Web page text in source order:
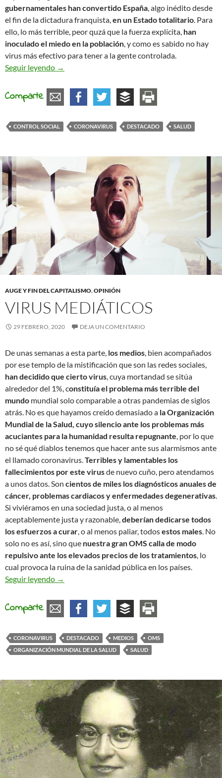
gubernamentales han convertido España, algo inédito desde
el fin de la dictadura franquista,en un Estado totalitario. Para
ello, lo más terrible, peor quzá que la fuerza explícita, han
inoculado el miedo en la población, y como es sabido no hay
virus más efectivo para tener a la gente controlada.
Seguir leyendo Confinados y controlados
→
Comparte
CONTROL SOCIAL CORONAVIRUS DESTACADO SALUD
AUGE Y FIN DEL CAPITALISMO,OPINIÓN
VIRUS MEDIÁTICOS
29 FEBRERO, 2020 DEJA UN COMENTARIO
De unas semanas a esta parte, los medios , bien acompañados
por ese templo de la mistificación que son las redes sociales,
han decidido que cierto virus , cuya mortandad se sitúa
alrededor del 1%, constituía el problema más terrible del
mundo mundial solo comparable a otras pandemias de siglos
atrás. No es que hayamos creído demasiado a la Organización
Mundial de la Salud, cuyo silencio ante los problemas más
acuciantes para la humanidad resulta repugnante , por lo que
no sé qué diablos tenemos que hacer ante sus alarmismos ante
el llamado coronavirus. Terribles y lamentables los
fallecimientos por este virusde nuevo cuño, pero atendamos
a unos datos. Son cientos de miles los diagnósticos anuales de
cáncer, problemas cardiacos y enfermedades degenerativas
Si viviéramos en una sociedad justa, o al menos
aceptablemente justa y razonable, deberían dedicarse todos
los esfuerzos a curar , o al menos paliar, todosestos males . No
solo no es así, sino que nuestra gran OMS calla de modo
repulsivo ante los elevados precios de los tratamientos , lo
cual provoca la ruina de la sanidad pública en los países.
Seguir leyendo
Virus mediáticos
→
Comparte
CORONAVIRUS DESTACADO MEDIOS
OMS
ORGANIZACIÓN MUNDIAL DE LA SALUD
SALUD